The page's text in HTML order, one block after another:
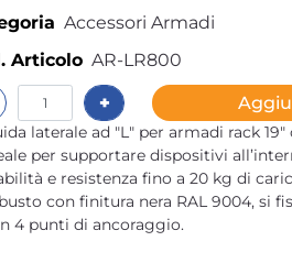
Accessori Armadi
Articolo AR-LR800
laterale ad "L" per armadi rack
per supportare dispositivi
e resistenza fino a 20 kg di
con finitura nera RAL 9004, si
4 punti di ancoraggio.